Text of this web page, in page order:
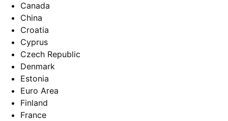
Canada
China
Croatia
Cyprus
Czech Republic
Denmark
Estonia
Euro Area
Finland
France